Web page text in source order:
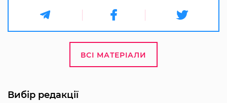
ВСІ МАТЕРІАЛИ
Вибір редакції